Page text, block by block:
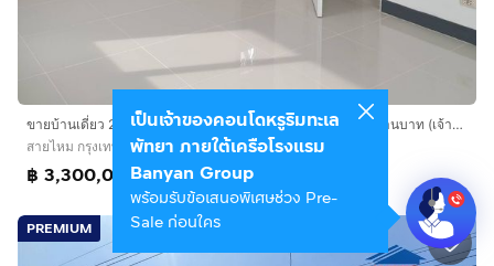
ขายบ้านเดี่ยว 2 ชั้น หมู่บ้านพฤกษาวิลเลจ 8 วัชรพล ราคา 3.3 ล้านบาท (เจ้าของขายเอง)
สายไหม กรุงเทพมหานคร
฿ 3,300,000
PREMIUM
เป็นเจ้าของคอนโดหรูริมทะเล
พัทยา ภายใต้เครือโรงแรม
Banyan Group
พร้อมรับข้อเสนอพิเศษช่วง Pre-
Sale ก่อนใคร